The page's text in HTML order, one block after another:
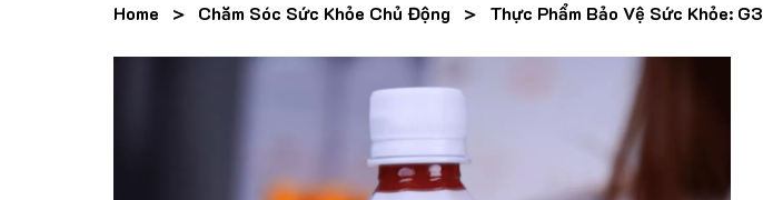
Home > Chăm Sóc Sức Khỏe Chủ Động > Thực Phẩm Bảo Vệ Sức Khỏe: G3